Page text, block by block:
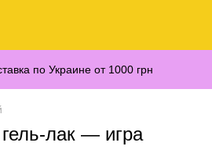
по Украине от 1000 грн
лак — игра